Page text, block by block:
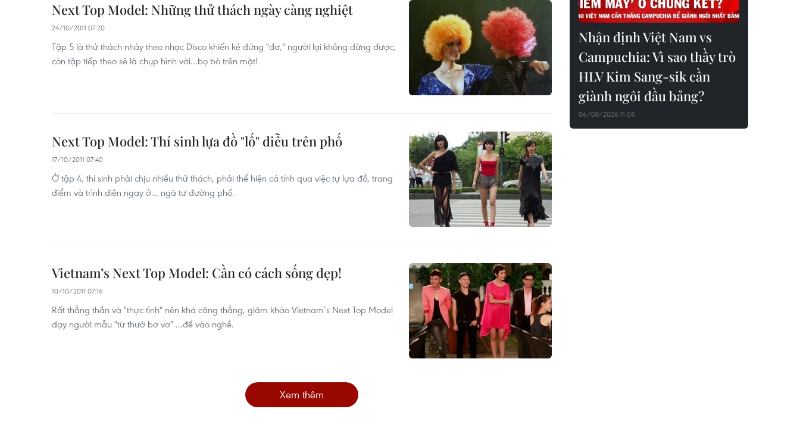
Next Top Model: Những thử thách ngày càng nghiệt
24/10/2011 07:20
Tập 5 là thử thách nhảy theo nhạc Disco khiến kẻ đứng "đơ," người lại không dừng được;
còn tập tiếp theo sẽ là chụp hình với…bọ bò trên mặt!
Next Top Model: Thí sinh lựa đồ "lố" diễu trên phố
17/10/2011 07:40
Ở tập 4, thí sinh phải chịu nhiều thử thách, phải thể hiện cá tính qua việc tự lựa đồ, trang
điểm và trình diễn ngay ở... ngã tư đường phố.
Vietnam’s Next Top Model: Cần có cách sống đẹp!
10/10/2011 07:16
Rất thẳng thắn và "thực tình" nên khá căng thẳng, giám khảo Vietnam’s Next Top Model
dạy người mẫu "từ thưở bơ vơ" ...để vào nghề.
Xem thêm
Nhận định Việt Nam vs
Campuchia: Vì sao thầy trò
HLV Kim Sang-sik cần
giành ngôi đầu bảng?
06/08/2026 11:05